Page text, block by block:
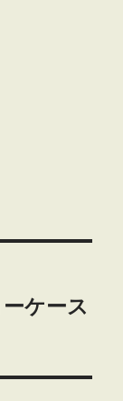
ケース